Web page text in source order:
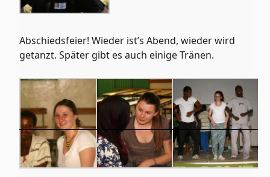
Abschiedsfeier! Wieder ist’s Abend, wieder wird
getanzt. Später gibt es auch einige Tränen.